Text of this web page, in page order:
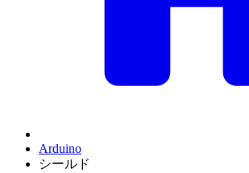
Arduino
シールド